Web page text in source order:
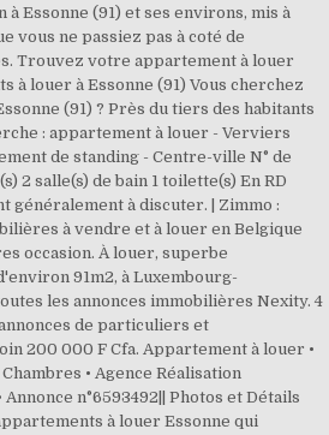
Essonne (91) et ses environs, mis à
vous ne passiez pas à coté de
Trouvez votre appartement à louer
à louer à Essonne (91) Vous cherchez
(91) ? Près du tiers des habitants
: appartement à louer - Verviers
de standing - Centre-ville N° de
2 salle(s) de bain 1 toilette(s) En RD
généralement à discuter. | Zimmo :
à vendre et à louer en Belgique
occasion. À louer, superbe
91m2, à Luxembourg-
les annonces immobilières Nexity. 4
de particuliers et
200 000 F Cfa. Appartement à louer •
Chambres • Agence Réalisation
n°6593492|| Photos et Détails
à louer Essonne qui